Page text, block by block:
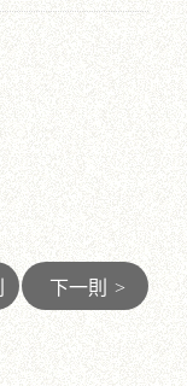
下一則 >